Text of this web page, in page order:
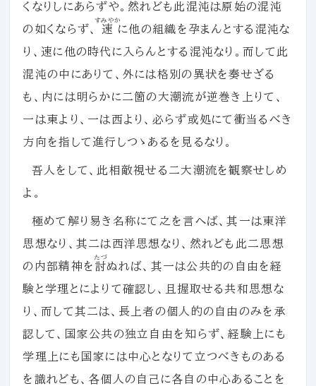
くなりしにあらずや。然れども此混沌は原始の混沌
の如くならず、
速
すみやか
に他の組織を孕まんとする混沌な
り、速に他の時代に入らんとする混沌なり。而して此
混沌の中にありて、外には格別の異状を奏せざる
も、内には明らかに二箇の大潮流が逆巻き上りて、
一は東より、一は西より、必らず或処にて衝当るべき
方向を指して進行しつゝあるを見るなり。
吾人をして、此相敵視せる二大潮流を観察せしめ
よ。
極めて解り易き名称にて之を言へば、其一は東洋
思想なり、其二は西洋思想なり、然れども此二思想
の内部精神を 討
たづ
ぬれば、其一は公共的の自由を経
験と学理とによりて確認し、且握取せる共和思想な
り、而して其二は、長上者の個人的の自由のみを承
認して、国家公共の独立自由を知らず、経験上にも
学理上にも国家には中心となりて立つべきものある
を識れども、各個人の自己に各自の中心あることを